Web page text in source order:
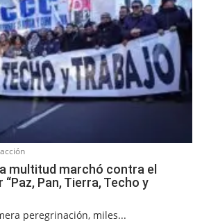
multitud marchó contra el
Pan, Tierra, Techo y
peregrinación, miles...